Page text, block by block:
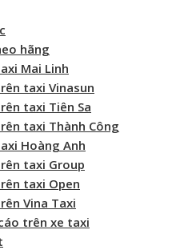
hãng
Mai Linh
taxi Vinasun
taxi Tiên Sa
taxi Thành Công
Hoàng Anh
taxi Group
taxi Open
Vina Taxi
trên xe taxi